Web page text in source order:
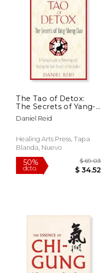
40%
dcto. $ 33.75
The Tao of Detox:
The Secrets of Yang-
Sheng Dao (en
Inglés)
Daniel Reid
Healing Arts Press, Tapa
Blanda, Nuevo